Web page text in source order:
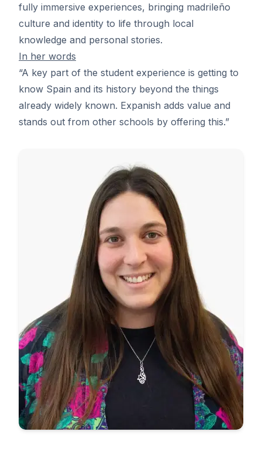
fully immersive experiences, bringing madrileño
culture and identity to life through local
knowledge and personal stories.
In her words
“A key part of the student experience is getting to
know Spain and its history beyond the things
already widely known. Expanish adds value and
stands out from other schools by offering this.”